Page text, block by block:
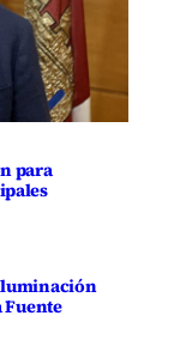
para
Fuente